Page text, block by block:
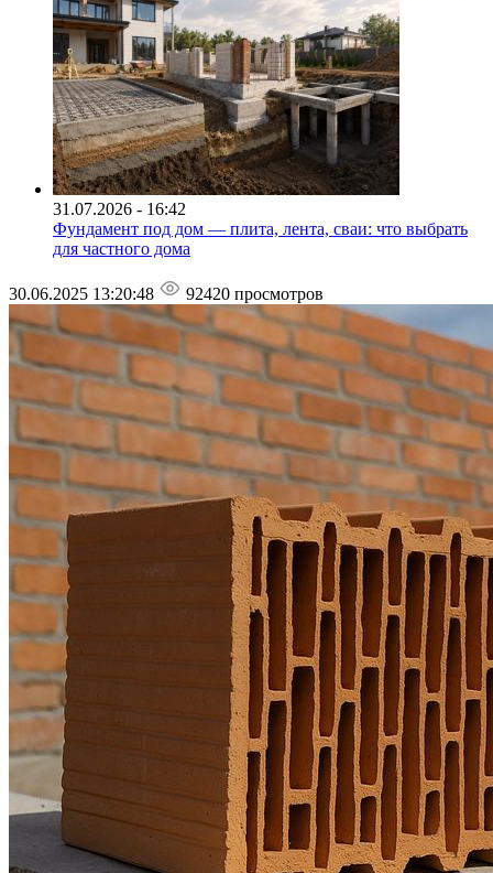
31.07.2026 - 16:42
Фундамент под дом — плита, лента, сваи: что выбрать
для частного дома
30.06.2025 13:20:48 92420 просмотров